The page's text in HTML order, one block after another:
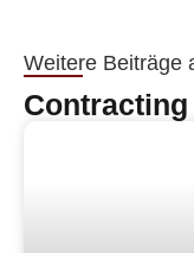
Weitere Beiträge
Contracting